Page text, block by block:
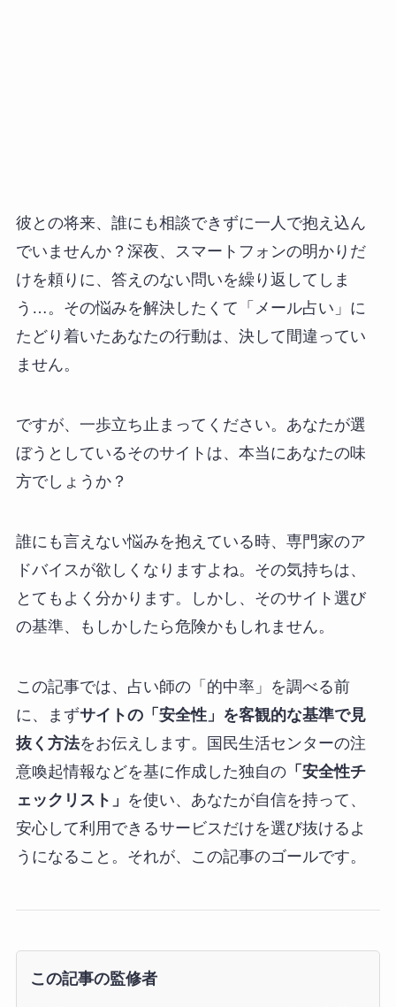
彼との将来、誰にも相談できずに一人で抱え込ん
でいませんか？深夜、スマートフォンの明かりだ
けを頼りに、答えのない問いを繰り返してしま
う…。その悩みを解決したくて「メール占い」に
たどり着いたあなたの行動は、決して間違ってい
ません。
ですが、一歩立ち止まってください。あなたが選
ぼうとしているそのサイトは、本当にあなたの味
方でしょうか？
誰にも言えない悩みを抱えている時、専門家のア
ドバイスが欲しくなりますよね。その気持ちは、
とてもよく分かります。しかし、そのサイト選び
の基準、もしかしたら危険かもしれません。
この記事では、占い師の「的中率」を調べる前
に、まずサイトの「安全性」を客観的な基準で見
抜く方法をお伝えします。国民生活センターの注
意喚起情報などを基に作成した独自の「安全性チ
ェックリスト」 を使い、あなたが自信を持って、
安心して利用できるサービスだけを選び抜けるよ
うになること。それが、この記事のゴールです。
この記事の監修者